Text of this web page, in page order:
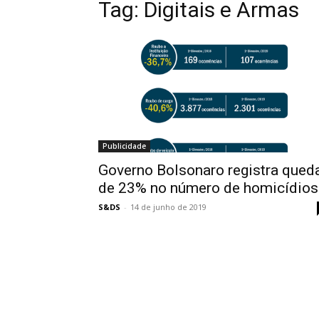
Tag: Digitais e Armas
Publicidade
Governo Bolsonaro registra
de 23% no número de homicídios
S&DS - 14 de junho de 2019